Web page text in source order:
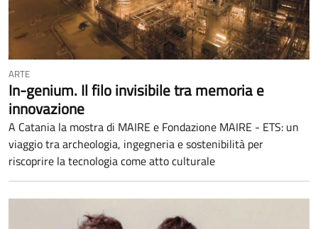
ARTE
In-genium. Il filo invisibile tra memoria e
innovazione
A Catania la mostra di MAIRE e Fondazione MAIRE - ETS: un
viaggio tra archeologia, ingegneria e sostenibilità per
riscoprire la tecnologia come atto culturale